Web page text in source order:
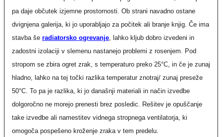
pa daje občutek izjemne prostornosti. Ob strani navadno ostane
dvignjena galerija, ki jo uporabljajo za počitek ali branje knjig. Če ima
stavba še radiatorsko ogrevanje , lahko kljub dobro izvedeni in
zadostni izolaciji v slemenu nastanejo problemi z rosenjem. Pod
stropom se zbira ogret zrak, s temperaturo preko 25°C, in če je zunaj
hladno, lahko na tej točki razlika temperatur znotraj/ zunaj preseže
50°C. To pa je razlika, ki jo današnji materiali in način izvedbe
dolgoročno ne morejo prenesti brez posledic. Rešitev je opuščanje
take izvedbe ali namestitev vidnega stropnega ventilatorja, ki
omogoča pospešeno kroženje zraka v tem predelu.